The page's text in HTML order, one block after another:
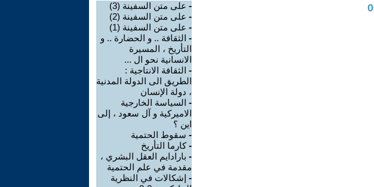
- على متن السفينة (3)
- على متن السفينة (2)
- على متن السفينة (1)
- الثقافة .. و الحضارة .. و
التأريخ ، المسيرة
الانسانية نحو ال ...
- الثقافة الانتاجية :
الطريق الى الدولة المدنية
، دولة الإنسان
- السياسة الخارجية
الاميركية و آل سعود ، إلى
اين ؟
- سقوط الحتمية
-كارما التأريخ
- بارادايم العقل البشري ،
مقدمة في علم الحتمية
- إشكالات في النظرية